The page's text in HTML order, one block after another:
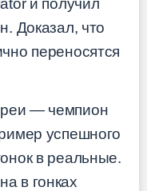
и получил
Доказал, что
переносятся
— чемпион
успешного
в реальные.
в гонках